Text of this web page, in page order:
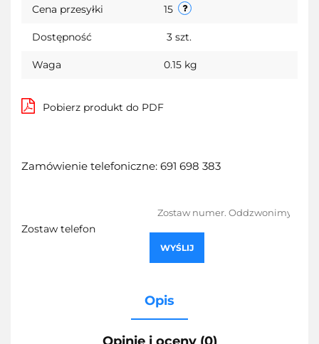
Cena przesyłki 15
Dostępność 3 szt.
Waga 0.15 kg
Pobierz produkt do PDF
Zamówienie telefoniczne: 691 698 383
Zostaw telefon
WYŚLIJ
Opis